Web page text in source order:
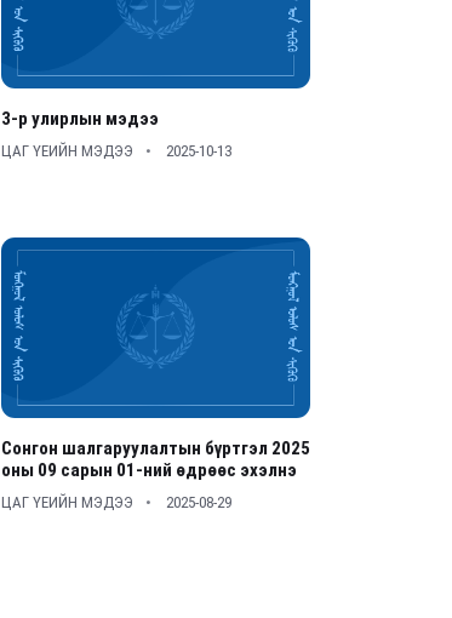
3-р улирлын мэдээ
ЦАГ ҮЕИЙН МЭДЭЭ 2025-10-13
Сонгон шалгаруулалтын бүртгэл 2025
оны 09 сарын 01-ний өдрөөс эхэлнэ
ЦАГ ҮЕИЙН МЭДЭЭ 2025-08-29